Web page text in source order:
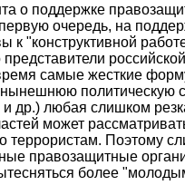
о поддержке
очередь, на
к "конструктивной
самые жесткие
нынешнюю политическую
и др.) любая слишком
может
террористам. Поэтому
правозащитные
более